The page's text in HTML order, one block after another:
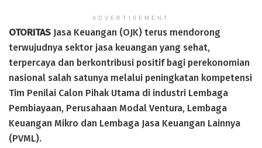
ADVERTISEMENT
OTORITAS Jasa Keuangan (OJK) terus mendorong
terwujudnya sektor jasa keuangan yang sehat,
terpercaya dan berkontribusi positif bagi perekonomian
nasional salah satunya melalui peningkatan kompetensi
Tim Penilai Calon Pihak Utama di industri Lembaga
Pembiayaan, Perusahaan Modal Ventura, Lembaga
Keuangan Mikro dan Lembaga Jasa Keuangan Lainnya
(PVML).